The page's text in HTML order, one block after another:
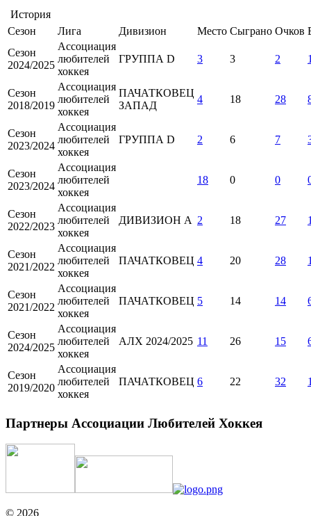
История
Сезон
Лига Дивизион Место Сыграно Очков
Сезон
2024/2025
Ассоциация
любителей
хоккея
ГРУППА D 3 3 2
Сезон
2018/2019
Ассоциация
любителей
хоккея
ПАЧАТКОВЕЦ
ЗАПАД
4 18 28
Сезон
2023/2024
Ассоциация
любителей
хоккея
ГРУППА D 2 6 7
Сезон
2023/2024
Ассоциация
любителей
хоккея
18 0 0
Сезон
2022/2023
Ассоциация
любителей
хоккея
ДИВИЗИОН А 2 18 27
Сезон
2021/2022
Ассоциация
любителей
хоккея
ПАЧАТКОВЕЦ 4 20 28
Сезон
2021/2022
Ассоциация
любителей
хоккея
ПАЧАТКОВЕЦ 5 14 14
Сезон
2024/2025
Ассоциация
любителей
хоккея
АЛХ 2024/2025 11 26 15
Сезон
2019/2020
Ассоциация
любителей
хоккея
ПАЧАТКОВЕЦ 6 22 32
Партнеры Ассоциации Любителей Хоккея
© 2026